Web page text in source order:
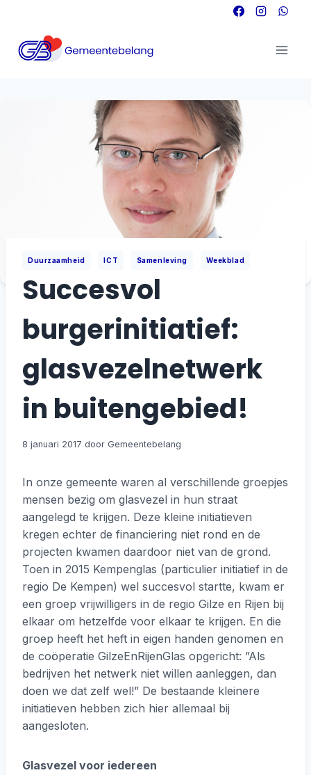
inhoud
Duurzaamheid ICT Samenleving Weekblad
Succesvol
burgerinitiatief:
glasvezelnetwerk
in buitengebied!
8 januari 2017
In onze gemeente waren al verschillende groepjes
mensen bezig om glasvezel in hun straat
aangelegd te krijgen. Deze kleine initiatieven
kregen echter de financiering niet rond en de
projecten kwamen daardoor niet van de grond.
Toen in 2015 Kempenglas (particulier initiatief in de
regio De Kempen) wel succesvol startte, kwam er
een groep vrijwilligers in de regio Gilze en Rijen bij
elkaar om hetzelfde voor elkaar te krijgen. En die
groep heeft het heft in eigen handen genomen en
de coöperatie GilzeEnRijenGlas opgericht: ”Als
bedrijven het netwerk niet willen aanleggen, dan
doen we dat zelf wel!” De bestaande kleinere
initiatieven hebben zich hier allemaal bij
aangesloten.
Glasvezel voor iedereen